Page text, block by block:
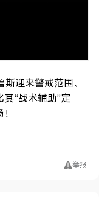
斯迎来警戒范围、
“战术辅助”定
举报